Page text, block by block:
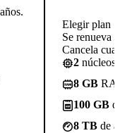
Elegir plan
Se renueva
Cancela
2 núcleos
8 GB
100 GB
8 TB de